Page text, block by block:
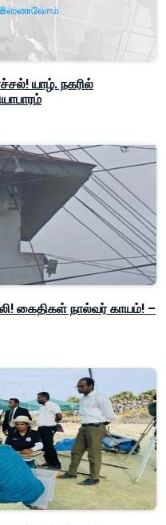
யாழ். நகரில்
கைதிகள் நால்வர் காயம்! –